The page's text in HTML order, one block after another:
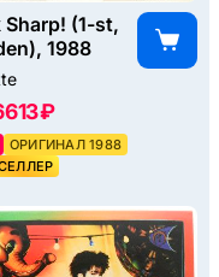
Sharp! (1-st,
1988
₽
ОРИГИНАЛ 1988